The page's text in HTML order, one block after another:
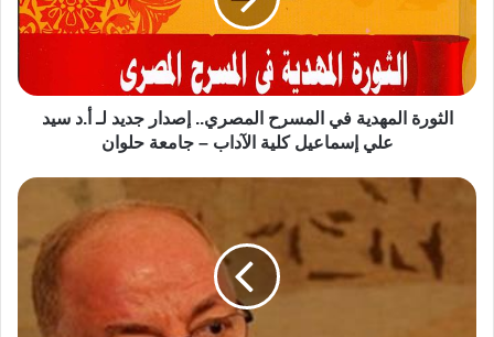
الثورة المهدية في المسرح المصري.. إصدار جديد لـ أ.د سيد
علي إسماعيل كلية الآداب – جامعة حلوان